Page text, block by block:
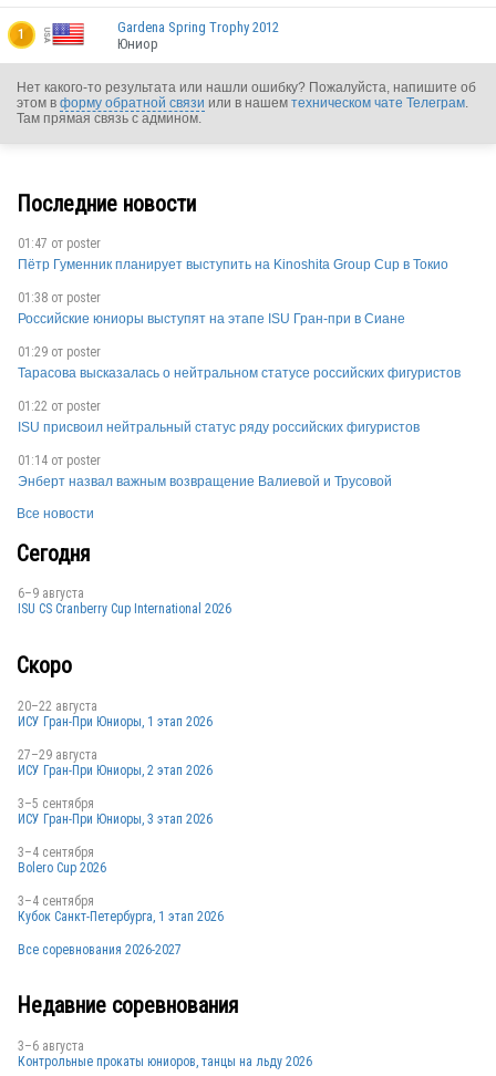
USA
USA
USA
1
USA
Gardena Spring Trophy 2012
Юниор
Нет какого-то результата или нашли ошибку? Пожалуйста, напишите об
этом в форму обратной связи или в нашем техническом чате Телеграм.
Там прямая связь с админом.
Последние новости
01:47 от poster
Пётр Гуменник планирует выступить на Kinoshita Group Cup в Токио
01:38 от poster
Российские юниоры выступят на этапе ISU Гран-при в Сиане
01:29 от poster
Тарасова высказалась о нейтральном статусе российских фигуристов
01:22 от poster
ISU присвоил нейтральный статус ряду российских фигуристов
01:14 от poster
Энберт назвал важным возвращение Валиевой и Трусовой
Все новости
Сегодня
6–9 августа
ISU CS Cranberry Cup International 2026
Скоро
20–22 августа
ИСУ Гран-При Юниоры, 1 этап 2026
27–29 августа
ИСУ Гран-При Юниоры, 2 этап 2026
3–5 сентября
ИСУ Гран-При Юниоры, 3 этап 2026
3–4 сентября
Bolero Cup 2026
3–4 сентября
Кубок Санкт-Петербурга, 1 этап 2026
Все соревнования 2026-2027
Недавние соревнования
3–6 августа
Контрольные прокаты юниоров, танцы на льду 2026